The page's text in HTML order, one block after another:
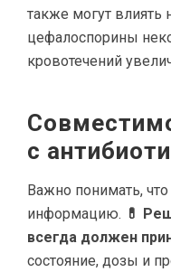
также могут влиять
цефалоспорины
кровотечений
с
Важно понимать,
информацию. 💊
всегда должен
состояние, дозы и